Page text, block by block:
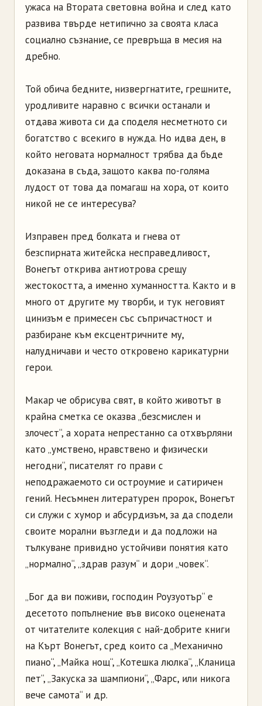
ужаса на Втората световна война и след като
развива твърде нетипично за своята класа
социално съзнание, се превръща в месия на
дребно.
Той обича бедните, низвергнатите, грешните,
уродливите наравно с всички останали и
отдава живота си да споделя несметното си
богатство с всекиго в нужда. Но идва ден, в
който неговата нормалност трябва да бъде
доказана в съда, защото каква по-голяма
лудост от това да помагаш на хора, от които
никой не се интересува?
Изправен пред болката и гнева от
безспирната житейска несправедливост,
Вонегът открива антиотрова срещу
жестокостта, а именно хуманността. Както и в
много от другите му творби, и тук неговият
цинизъм е примесен със съпричастност и
разбиране към ексцентричните му,
налудничави и често откровено карикатурни
герои.
Макар че обрисува свят, в който животът в
крайна сметка се оказва „безсмислен и
злочест“, а хората непрестанно са отхвърляни
като „умствено, нравствено и физически
негодни“, писателят го прави с
неподражаемото си остроумие и сатиричен
гений. Несъмнен литературен пророк, Вонегът
си служи с хумор и абсурдизъм, за да сподели
своите морални възгледи и да подложи на
тълкуване привидно устойчиви понятия като
„нормално“, „здрав разум“ и дори „човек“.
„Бог да ви поживи, господин Роузуотър“ е
десетото попълнение във високо оценената
от читателите колекция с най-добрите книги
на Кърт Вонегът, сред които са „Механично
пиано“, „Майка нощ“, „Котешка люлка“, „Кланица
пет“, „Закуска за шампиони“, „Фарс, или никога
вече самота“ и др.